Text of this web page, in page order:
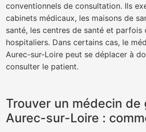
conventionnels de consultation. Ils
cabinets médicaux, les maisons de
santé, les centres de santé et parfois
hospitaliers. Dans certains cas, le
Aurec-sur-Loire peut se déplacer à
consulter le patient.
Trouver un médecin de
Aurec-sur-Loire :